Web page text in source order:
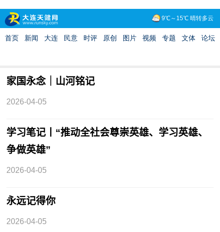
家国永念｜山河铭记
2026-04-05
学习笔记丨“推动全社会尊崇英雄、学习英雄、
争做英雄”
2026-04-05
永远记得你
2026-04-05